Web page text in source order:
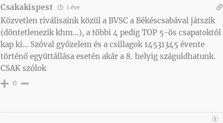
Csakakispest 1 éve
Közvetlen riválisaink közül a BVSC a Békéscsabával játszik
(döntetlenezik khm…), a többi 4 pedig TOP 5-ös csapatoktól
kap ki… Szóval győzelem és a csillagok 14531345 évente
történő együttállása esetén akár a 8. helyig száguldhatunk.
CSAK szólok
0